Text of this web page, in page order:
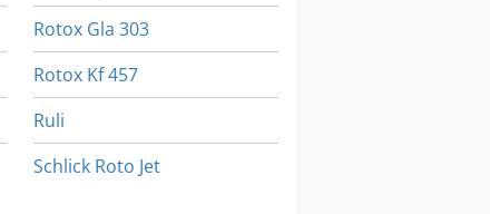
Rotox Gla 303
Rotox Kf 457
Ruli
Schlick Roto Jet